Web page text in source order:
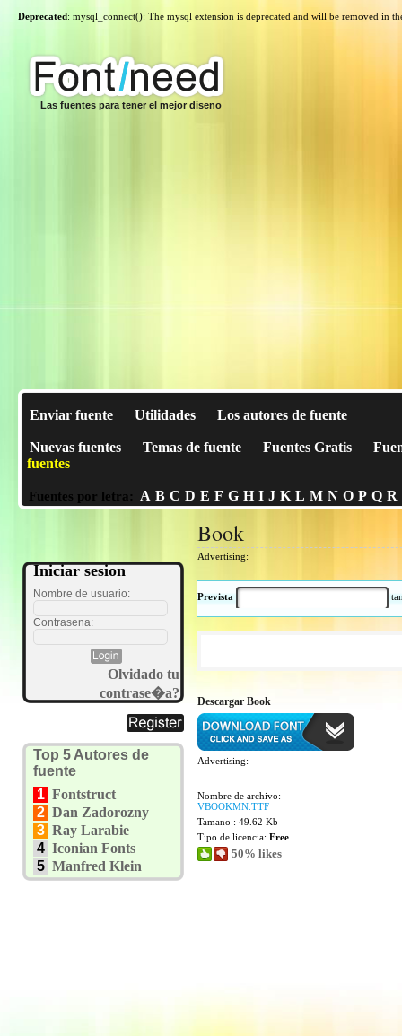
Deprecated: mysql_connect(): The mysql extension is deprecated and will be removed in
Las fuentes para tener el mejor diseno
Enviar fuente Utilidades Los autores de fuente
Nuevas fuentes Temas de fuente Fuentes Gratis
fuentes
Fuentes por letra: A B C D E F G H I J K L M N O P Q R
Iniciar sesion
Nombre de usuario:
Contrasena:
Olvidado tu
contrase�a?
Top 5 Autores de
fuente
1 Fontstruct
2 Dan Zadorozny
3 Ray Larabie
4 Iconian Fonts
5 Manfred Klein
Book
Advertising:
Prevista
Descargar Book
Advertising:
Nombre de archivo:
VBOOKMN.TTF
Tamano : 49.62 Kb
Tipo de licencia: Free
50% likes